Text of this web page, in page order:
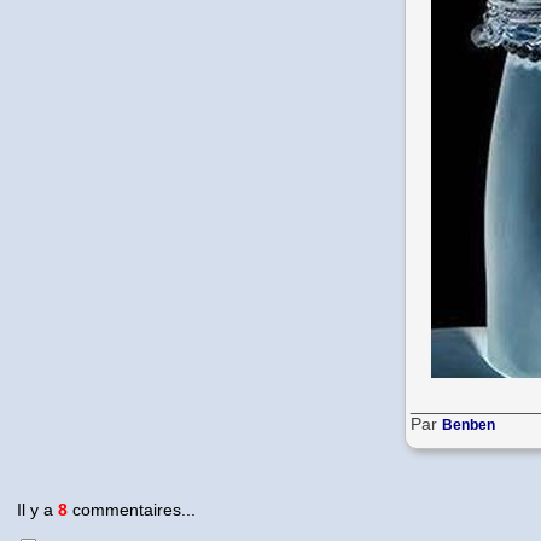
Par Benben
Il y a 8 commentaires...